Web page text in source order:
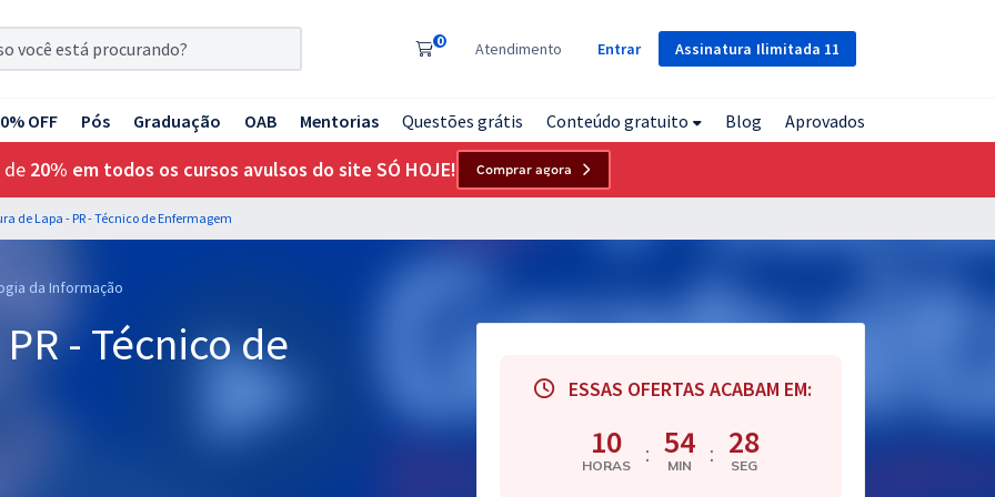
Assinatura Ilimitada 11
0 Atendimento Entrar
OFF Pós Graduação OAB Mentorias Questões grátis Conteúdo gratuito Blog Aprovados
de 20% em todos os cursos avulsos do site SÓ HOJE! Comprar agora
de Lapa - PR - Técnico de Enfermagem
da Informação
- Técnico de
ESSAS OFERTAS ACABAM EM:
10
HORAS : 54
MIN : 27
SEG